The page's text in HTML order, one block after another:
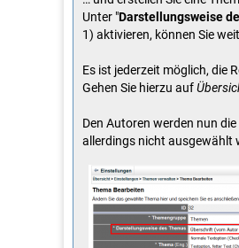
Unter "Darstellungsweise
1) aktivieren, können Sie
Es ist jederzeit möglich, die
Gehen Sie hierzu auf
Den Autoren werden nun
allerdings nicht ausgewählt